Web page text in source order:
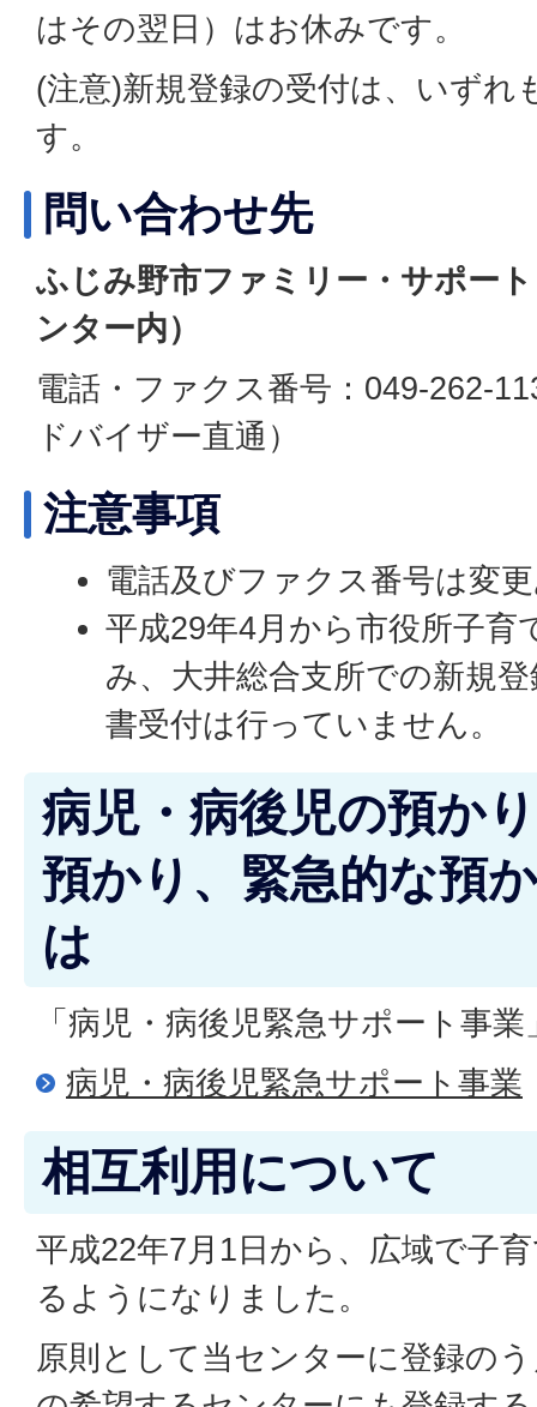
はその翌日）はお休みです。
(注意)新規登録の受付は、いずれ
す。
問い合わせ先
ふじみ野市ファミリー・サポー
ンター内）
電話・ファクス番号：049-262-
ドバイザー直通）
注意事項
電話及びファクス番号は変
平成29年4月から市役所子育
み、大井総合支所での新規
書受付は行っていません。
病児・病後児の預か
預かり、緊急的な預
は
「病児・病後児緊急サポート事
病児・病後児緊急サポート事業
相互利用について
平成22年7月1日から、広域で子
るようになりました。
原則として当センターに登録の